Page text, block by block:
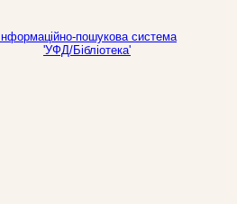
Інформаційно-пошукова система
'УФД/Бібліотека'